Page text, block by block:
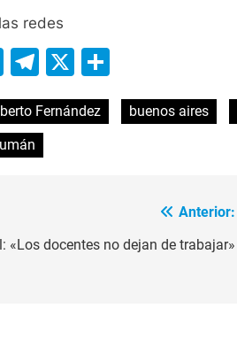
redes
WhatsApp
Telegram
X
Fernández buenos aires
Anterior:
«Los docentes no dejan de trabajar»